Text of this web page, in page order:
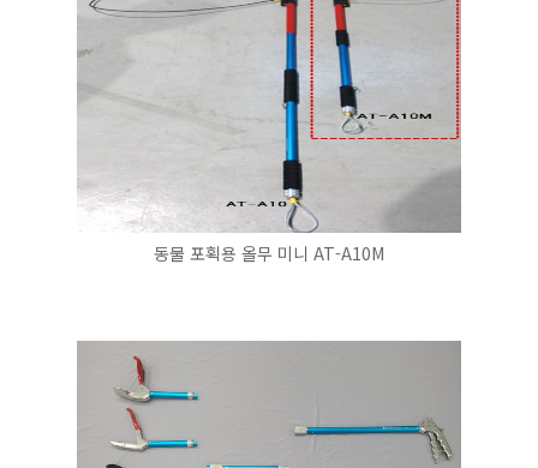
동물 포획용 올무 미니 AT-A10M